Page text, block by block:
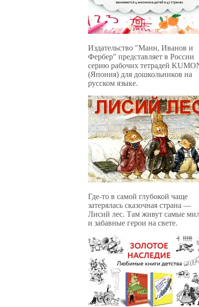
Издательство "Манн, Иванов и
Фербер" представляет в России
серию рабочих тетрадей
(Япония) для дошкольников на
русском языке.
Где-то в самой глубокой чаще
затерялась сказочная страна —
Лисий лес. Там живут самые
и забавные герои на свете.